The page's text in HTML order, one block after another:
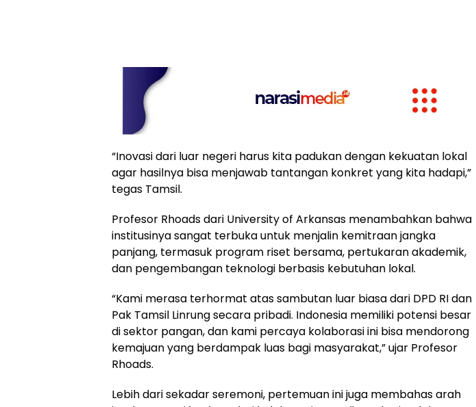
“Inovasi dari luar negeri harus kita padukan dengan kekuatan lokal
agar hasilnya bisa menjawab tantangan konkret yang kita hadapi,”
tegas Tamsil.
Profesor Rhoads dari University of Arkansas menambahkan bahwa
institusinya sangat terbuka untuk menjalin kemitraan jangka
panjang, termasuk program riset bersama, pertukaran akademik,
dan pengembangan teknologi berbasis kebutuhan lokal.
“Kami merasa terhormat atas sambutan luar biasa dari DPD RI dan
Pak Tamsil Linrung secara pribadi. Indonesia memiliki potensi besar
di sektor pangan, dan kami percaya kolaborasi ini bisa mendorong
kemajuan yang berdampak luas bagi masyarakat,” ujar Profesor
Rhoads.
Lebih dari sekadar seremoni, pertemuan ini juga membahas arah